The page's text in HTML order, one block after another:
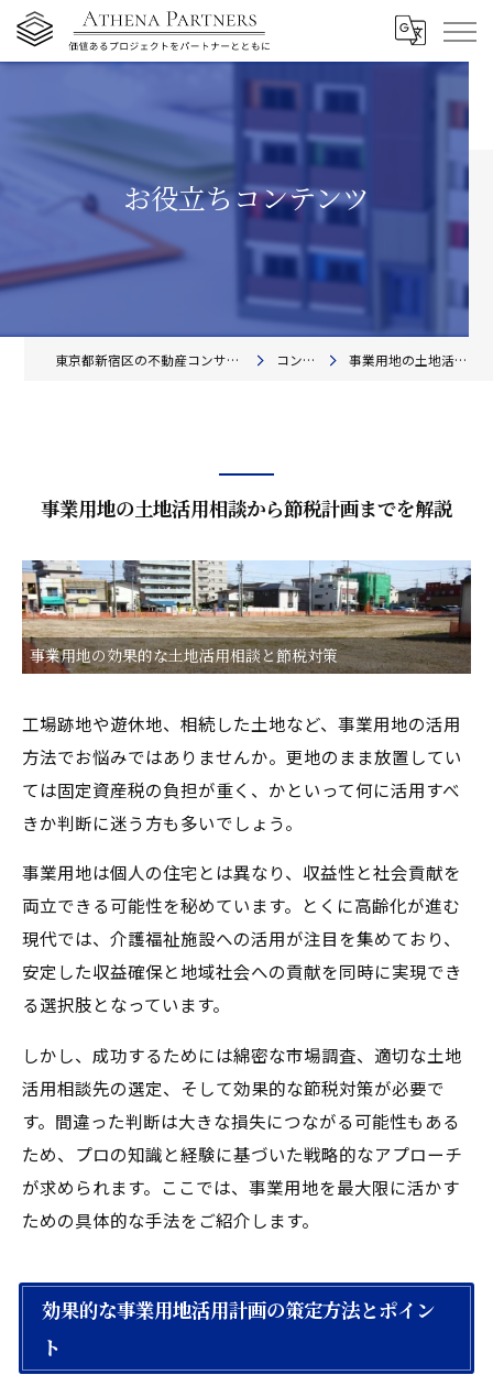
お役立ちコンテンツ
東京都新宿区の不動産コンサルティングならアテナ・パートナーズ株式会社 コンテンツ一覧 事業用地の土地活用相談から節税計画までを解説
事業用地の土地活用相談から節税計画までを解説
事業用地の効果的な土地活用相談と節税対策
工場跡地や遊休地、相続した土地など、事業用地の活用
方法でお悩みではありませんか。更地のまま放置してい
ては固定資産税の負担が重く、かといって何に活用すべ
きか判断に迷う方も多いでしょう。
事業用地は個人の住宅とは異なり、収益性と社会貢献を
両立できる可能性を秘めています。とくに高齢化が進む
現代では、介護福祉施設への活用が注目を集めており、
安定した収益確保と地域社会への貢献を同時に実現でき
る選択肢となっています。
しかし、成功するためには綿密な市場調査、適切な土地
活用相談先の選定、そして効果的な節税対策が必要で
す。間違った判断は大きな損失につながる可能性もある
ため、プロの知識と経験に基づいた戦略的なアプローチ
が求められます。ここでは、事業用地を最大限に活かす
ための具体的な手法をご紹介します。
効果的な事業用地活用計画の策定方法とポイン
ト